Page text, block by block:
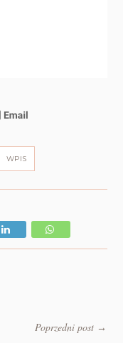
WPIS
Poprzedni post→